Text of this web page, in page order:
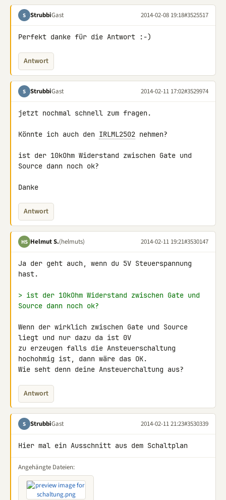
S StrubbiGast 2014-02-08 19:18#3525517
Perfekt danke für die Antwort :-)
Antwort
S StrubbiGast 2014-02-11 17:02#3529974
jetzt nochmal schnell zum fragen.
Könnte ich auch den IRLML2502 nehmen?
ist der 10kOhm Widerstand zwischen Gate und
Source dann noch ok?
Danke
Antwort
HS Helmut S.(helmuts) 2014-02-11 19:21#3530147
Ja der geht auch, wenn du 5V Steuerspannung
hast.
> ist der 10kOhm Widerstand zwischen Gate und
Source dann noch ok?
Wenn der wirklich zwischen Gate und Source
liegt und nur dazu da ist 0V
zu erzeugen falls die Ansteuerschaltung
hochohmig ist, dann wäre das OK.
Wie seht denn deine Ansteuerchaltung aus?
Antwort
S StrubbiGast 2014-02-11 21:23#3530339
Hier mal ein Ausschnitt aus dem Schaltplan
Angehängte Dateien: